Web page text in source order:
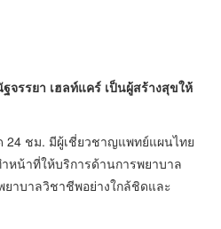
จรรยา เฮลท์แคร์ เป็นผู้สร้างสุขให้
24 ชม. มีผู้เชี่ยวชาญแพทย์แผนไทย
หน้าที่ให้บริการด้านการพยาบาล
าบาลวิชาชีพอย่างใกล้ชิดและ